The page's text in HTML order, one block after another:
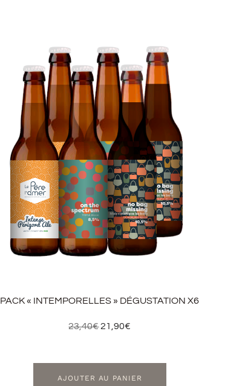
PACK « INTEMPORELLES » DÉGUSTATION X6
23,40€21,90€
AJOUTER AU PANIER